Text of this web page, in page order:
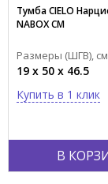
В
Тумба CIELO
NABOX CM
Размеры (ШГВ),
19 x 50 x 46.5
Купить в 1 клик